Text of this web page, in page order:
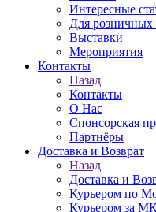
Интересные
Для розничных
Выставки
Мероприятия
Контакты
Назад
Контакты
О Нас
Спонсорская
Партнёры
Доставка и Возврат
Назад
Доставка и
Курьером по
Курьером за